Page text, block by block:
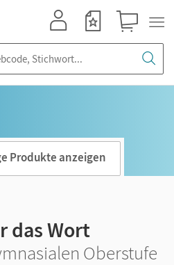
Produkte anzeigen
das Wort
Oberstufe